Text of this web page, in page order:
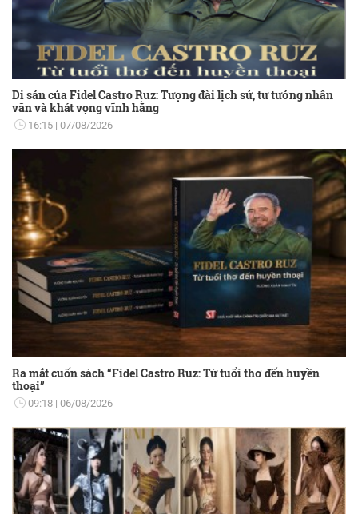
Di sản của Fidel Castro Ruz: Tượng đài lịch sử, tư tưởng nhân
văn và khát vọng vĩnh hằng
16:15 07/08/2026
Ra mắt cuốn sách “Fidel Castro Ruz: Từ tuổi thơ đến huyền
thoại”
09:18 06/08/2026